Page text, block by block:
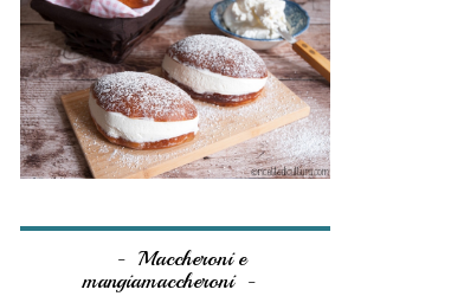
Maccheroni e
mangiamaccheroni